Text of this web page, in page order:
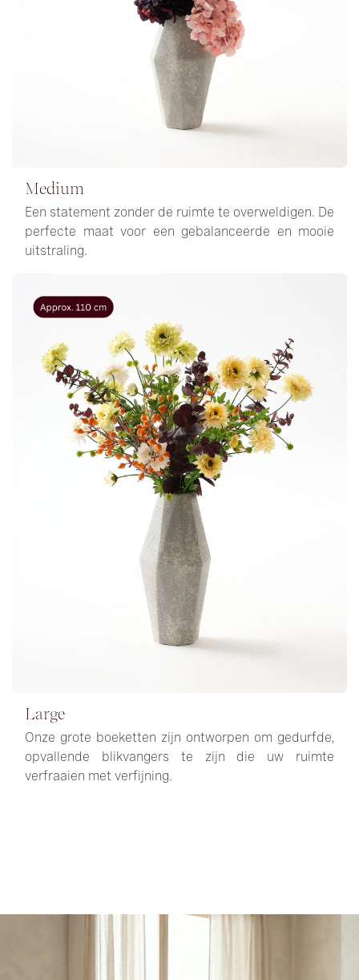
Medium
Een statement zonder de ruimte te overweldigen. De
perfecte maat voor een gebalanceerde en mooie
uitstraling.
Large
Onze grote boeketten zijn ontworpen om gedurfde,
opvallende blikvangers te zijn die uw ruimte
verfraaien met verfijning.